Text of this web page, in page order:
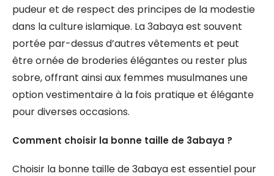
pudeur et de respect des principes de la modestie
dans la culture islamique. La 3abaya est souvent
portée par-dessus d’autres vêtements et peut
être ornée de broderies élégantes ou rester plus
sobre, offrant ainsi aux femmes musulmanes une
option vestimentaire à la fois pratique et élégante
pour diverses occasions.
Comment choisir la bonne taille de 3abaya ?
Choisir la bonne taille de 3abaya est essentiel pour